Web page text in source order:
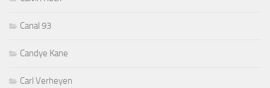
Canal 93
Candye Kane
Carl Verheyen